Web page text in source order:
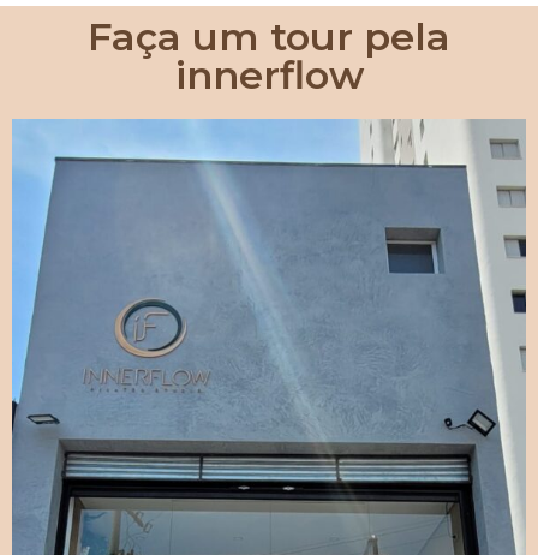
Faça um tour pela
innerflow